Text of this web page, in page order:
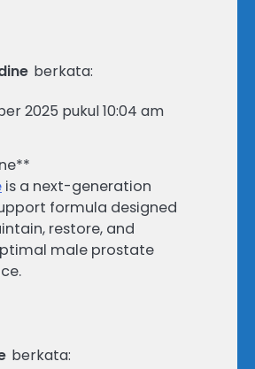
berkata:
2025 pukul 10:04 am
is a next-generation
formula designed
restore, and
male prostate
berkata: